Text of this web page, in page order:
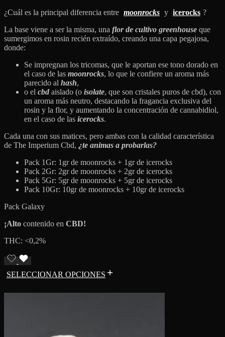
¿Cuál es la principal diferencia entre moonrocks y icerocks ?
La base viene a ser la misma, una flor de cultivo greenhouse que
sumergimos en rosin recién extraído, creando una capa pegajosa,
donde:
Se impregnan los tricomas, que le aportan ese tono dorado en
el caso de las moonrocks, lo que le confiere un aroma más
parecido al hash,
o el cbd aislado (o isolate, que son cristales puros de cbd), con
un aroma más neutro, destacando la fragancia exclusiva del
rosin y la flor, y aumentando la concentración de cannabidiol,
en el caso de las icerocks.
Cada una con sus matices, pero ambas con la calidad característica
de The Imperium Cbd, ¿te animas a probarlas?
Pack 1Gr: 1gr de moonrocks + 1gr de icerocks
Pack 2Gr: 2gr de moonrocks + 2gr de icerocks
Pack 5Gr: 5gr de moonrocks + 5gr de icerocks
Pack 10Gr: 10gr de moonrocks + 10gr de icerocks
Pack Galaxy
¡Alto contenido en CBD!
THC: <0,2%
SELECCIONAR OPCIONES